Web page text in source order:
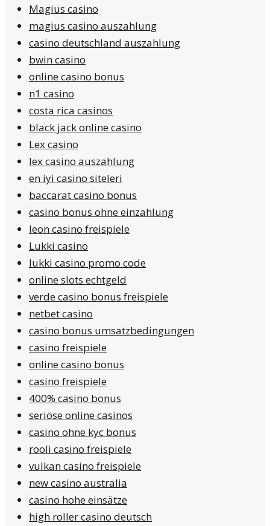
Magius casino
magius casino auszahlung
casino deutschland auszahlung
bwin casino
online casino bonus
n1 casino
costa rica casinos
black jack online casino
Lex casino
lex casino auszahlung
en iyi casino siteleri
baccarat casino bonus
casino bonus ohne einzahlung
leon casino freispiele
Lukki casino
lukki casino promo code
online slots echtgeld
verde casino bonus freispiele
netbet casino
casino bonus umsatzbedingungen
casino freispiele
online casino bonus
casino freispiele
400% casino bonus
seriöse online casinos
casino ohne kyc bonus
rooli casino freispiele
vulkan casino freispiele
new casino australia
casino hohe einsätze
high roller casino deutsch